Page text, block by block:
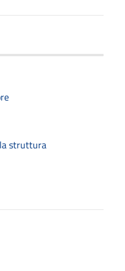
la struttura